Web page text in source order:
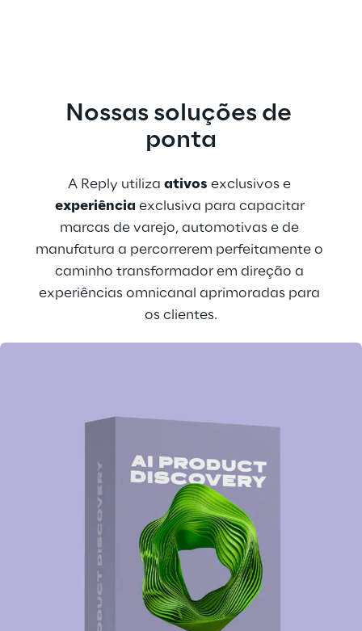
Nossas soluções de
ponta
A Reply utiliza ativos exclusivos e
experiência exclusiva para capacitar
marcas de varejo, automotivas e de
manufatura a percorrerem perfeitamente o
caminho transformador em direção a
experiências omnicanal aprimoradas para
os clientes.